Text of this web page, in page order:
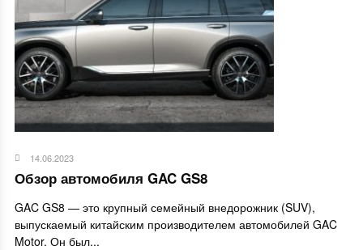
14.06.2023
Обзор автомобиля GAC GS8
GAC GS8 — это крупный семейный внедорожник (SUV),
выпускаемый китайским производителем автомобилей GAC
Motor. Он был...